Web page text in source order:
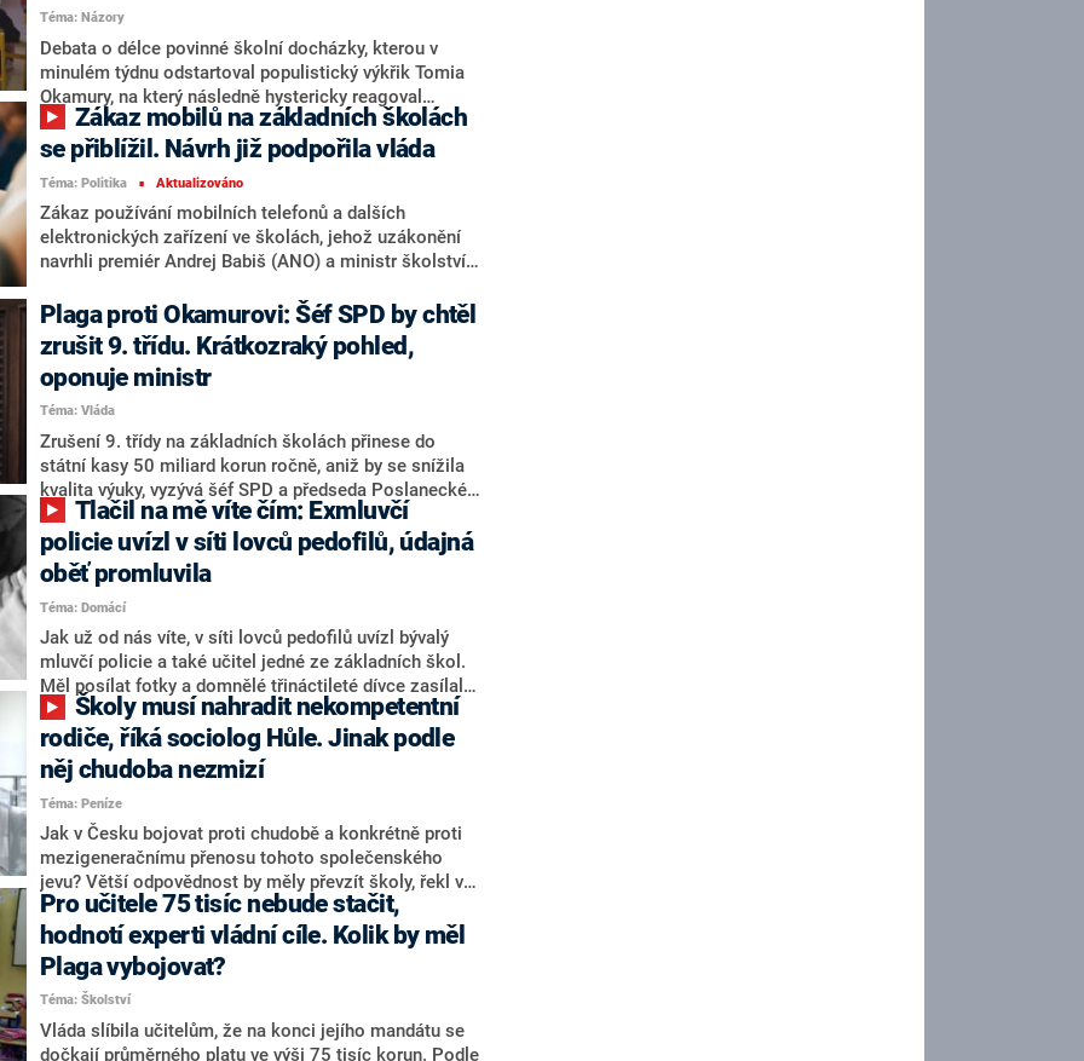
Téma: Názory
Debata o délce povinné školní docházky, kterou v
minulém týdnu odstartoval populistický výkřik Tomia
Okamury, na který následně hystericky reagoval
ministr Robert Plaga, a kterou o víkendu korunoval
premiér Andrej Babiš výzvou k rozpočtovým úsporám,
ukazuje na povrchnost české politiky vůči potřebám
dětí. K tomu je u nás vzdělávací systém dlouhodobě
rukojmím rigidního úřednického alibismu, který odmítá
jakoukoliv změnu.
se přiblížil. Návrh již podpořila vláda
Téma: Politika ■ Aktualizováno
Zákaz používání mobilních telefonů a dalších
elektronických zařízení ve školách, jehož uzákonění
navrhli premiér Andrej Babiš (ANO) a ministr školství
podpořila vláda. Na tiskové konferenci informoval o
souhlasném stanovisku k novele školského zákona
Babiš. Podle Plagy byla podpora kabinetu
jednomyslná. Záměr na síti X zkritizovala stínová
ministryně školství ODS a poslankyně Renata
Zajíčková.
Plaga proti Okamurovi: Šéf SPD by chtěl
zrušit 9. třídu. Krátkozraký pohled,
oponuje ministr
Téma: Vláda
Zrušení 9. třídy na základních školách přinese do
státní kasy 50 miliard korun ročně, aniž by se snížila
kvalita výuky, vyzývá šéf SPD a předseda Poslanecké
sněmovny Tomio Okamura k ráznému kroku ve
školství. Proti koaličnímu partnerovi se ovšem
vymezil ministr Robert Plaga (za ANO). Podle něj je
krátkozraké nahlížet na tuzemské vzdělávání „optikou
úspor“. Současně připustil, že tato oblast je
podfinancována.
policie uvízl v síti lovců pedofilů, údajná
oběť promluvila
Téma: Domácí
Jak už od nás víte, v síti lovců pedofilů uvízl bývalý
mluvčí policie a také učitel jedné ze základních škol.
Měl posílat fotky a domnělé třináctileté dívce zasílal
nechutné zprávy. Jak ale vyplouvá na povrch,
obtěžovat měl i další nezletilé.
rodiče, říká sociolog Hůle. Jinak podle
něj chudoba nezmizí
Téma: Peníze
Jak v Česku bojovat proti chudobě a konkrétně proti
mezigeneračnímu přenosu tohoto společenského
jevu? Větší odpovědnost by měly převzít školy, řekl ve
vysílání CNN Prima NEWS sociolog Daniel Hůle z
organizace Člověk v tísni. Učitelé by prý měli
přistupovat k žákovi tak, jako kdyby jeho rodiče byli
nekompetentní.
Pro učitele 75 tisíc nebude stačit,
hodnotí experti vládní cíle. Kolik by měl
Plaga vybojovat?
Téma: Školství
Vláda slíbila učitelům, že na konci jejího mandátu se
dočkají průměrného platu ve výši 75 tisíc korun. Podle